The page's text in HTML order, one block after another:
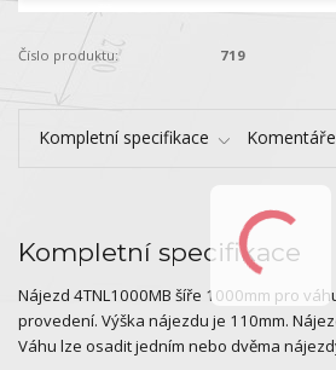
Číslo produktu: 719
Kompletní specifikace Komentáře
Kompletní specifikace
Nájezd 4TNL1000MB šíře 1000mm pro
provedení. Výška nájezdu je 110mm.
Váhu lze osadit jedním nebo dvěma